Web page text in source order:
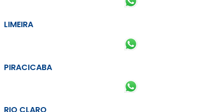
LIMEIRA
PIRACICABA
RIO CLARO